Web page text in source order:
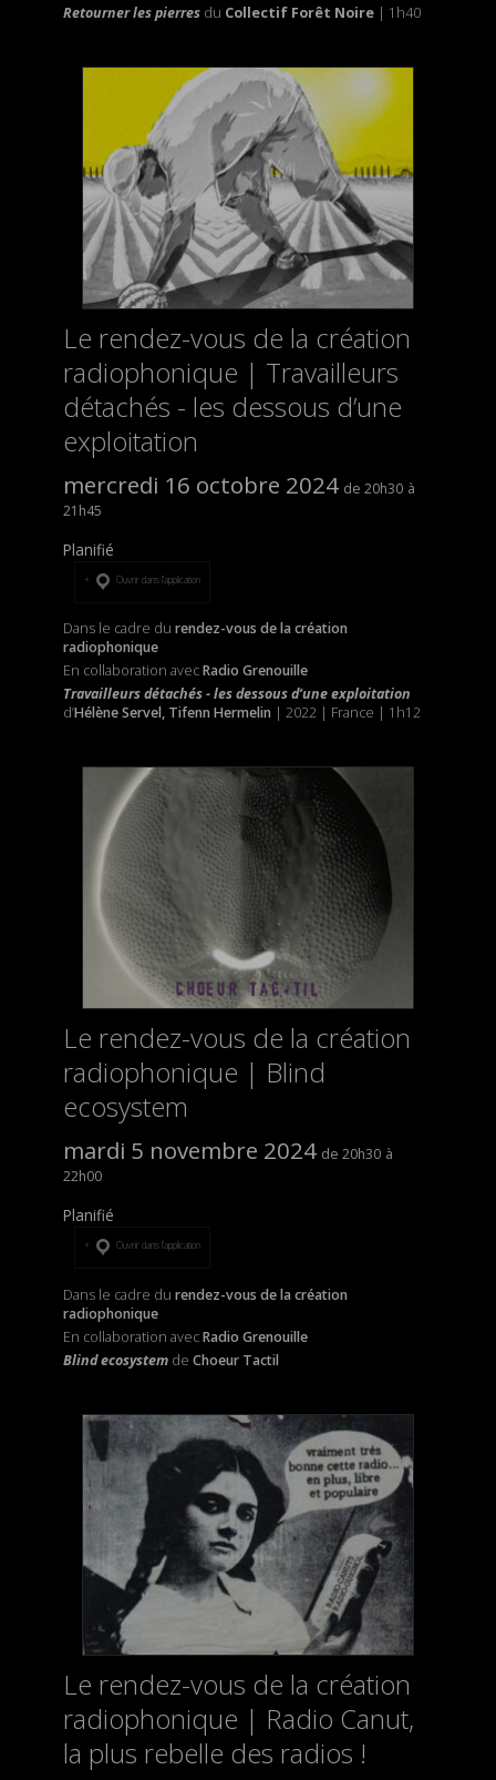
Retourner les pierres du Collectif Forêt Noire| 1h40
Le rendez-vous de la création
radiophonique | Travailleurs
détachés - les dessous d’une
exploitation
mercredi 16 octobre 2024
20h30
21h45
Planifié
Ouvrir dans l’application
Dans le cadre du rendez-vous de la création
radiophonique
En collaboration avecRadio Grenouille
Travailleurs détachés - les dessous d’une exploitation
d’Hélène Servel, Tifenn Hermelin | 2022 | France | 1h12
Le rendez-vous de la création
radiophonique | Blind
ecosystem
mardi 5 novembre 2024
20h30
22h00
Planifié
Ouvrir dans l’application
Dans le cadre du rendez-vous de la création
radiophonique
En collaboration avecRadio Grenouille
Blind ecosystemde Choeur Tactil
Le rendez-vous de la création
radiophonique | Radio Canut,
la plus rebelle des radios !